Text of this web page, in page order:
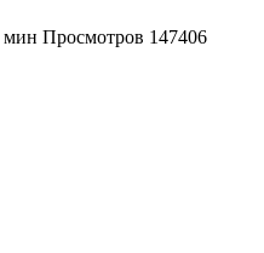
мин Просмотров 147406